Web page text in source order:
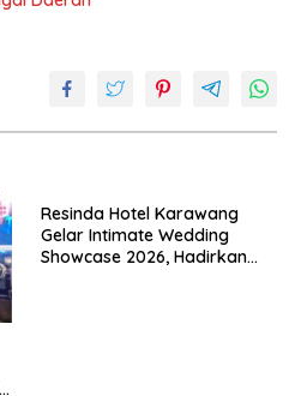
Resinda Hotel Karawang
Gelar Intimate Wedding
Showcase 2026, Hadirkan